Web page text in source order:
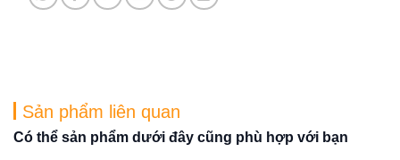
Sản phẩm liên quan
Có thể sản phẩm dưới đây cũng phù hợp với bạn